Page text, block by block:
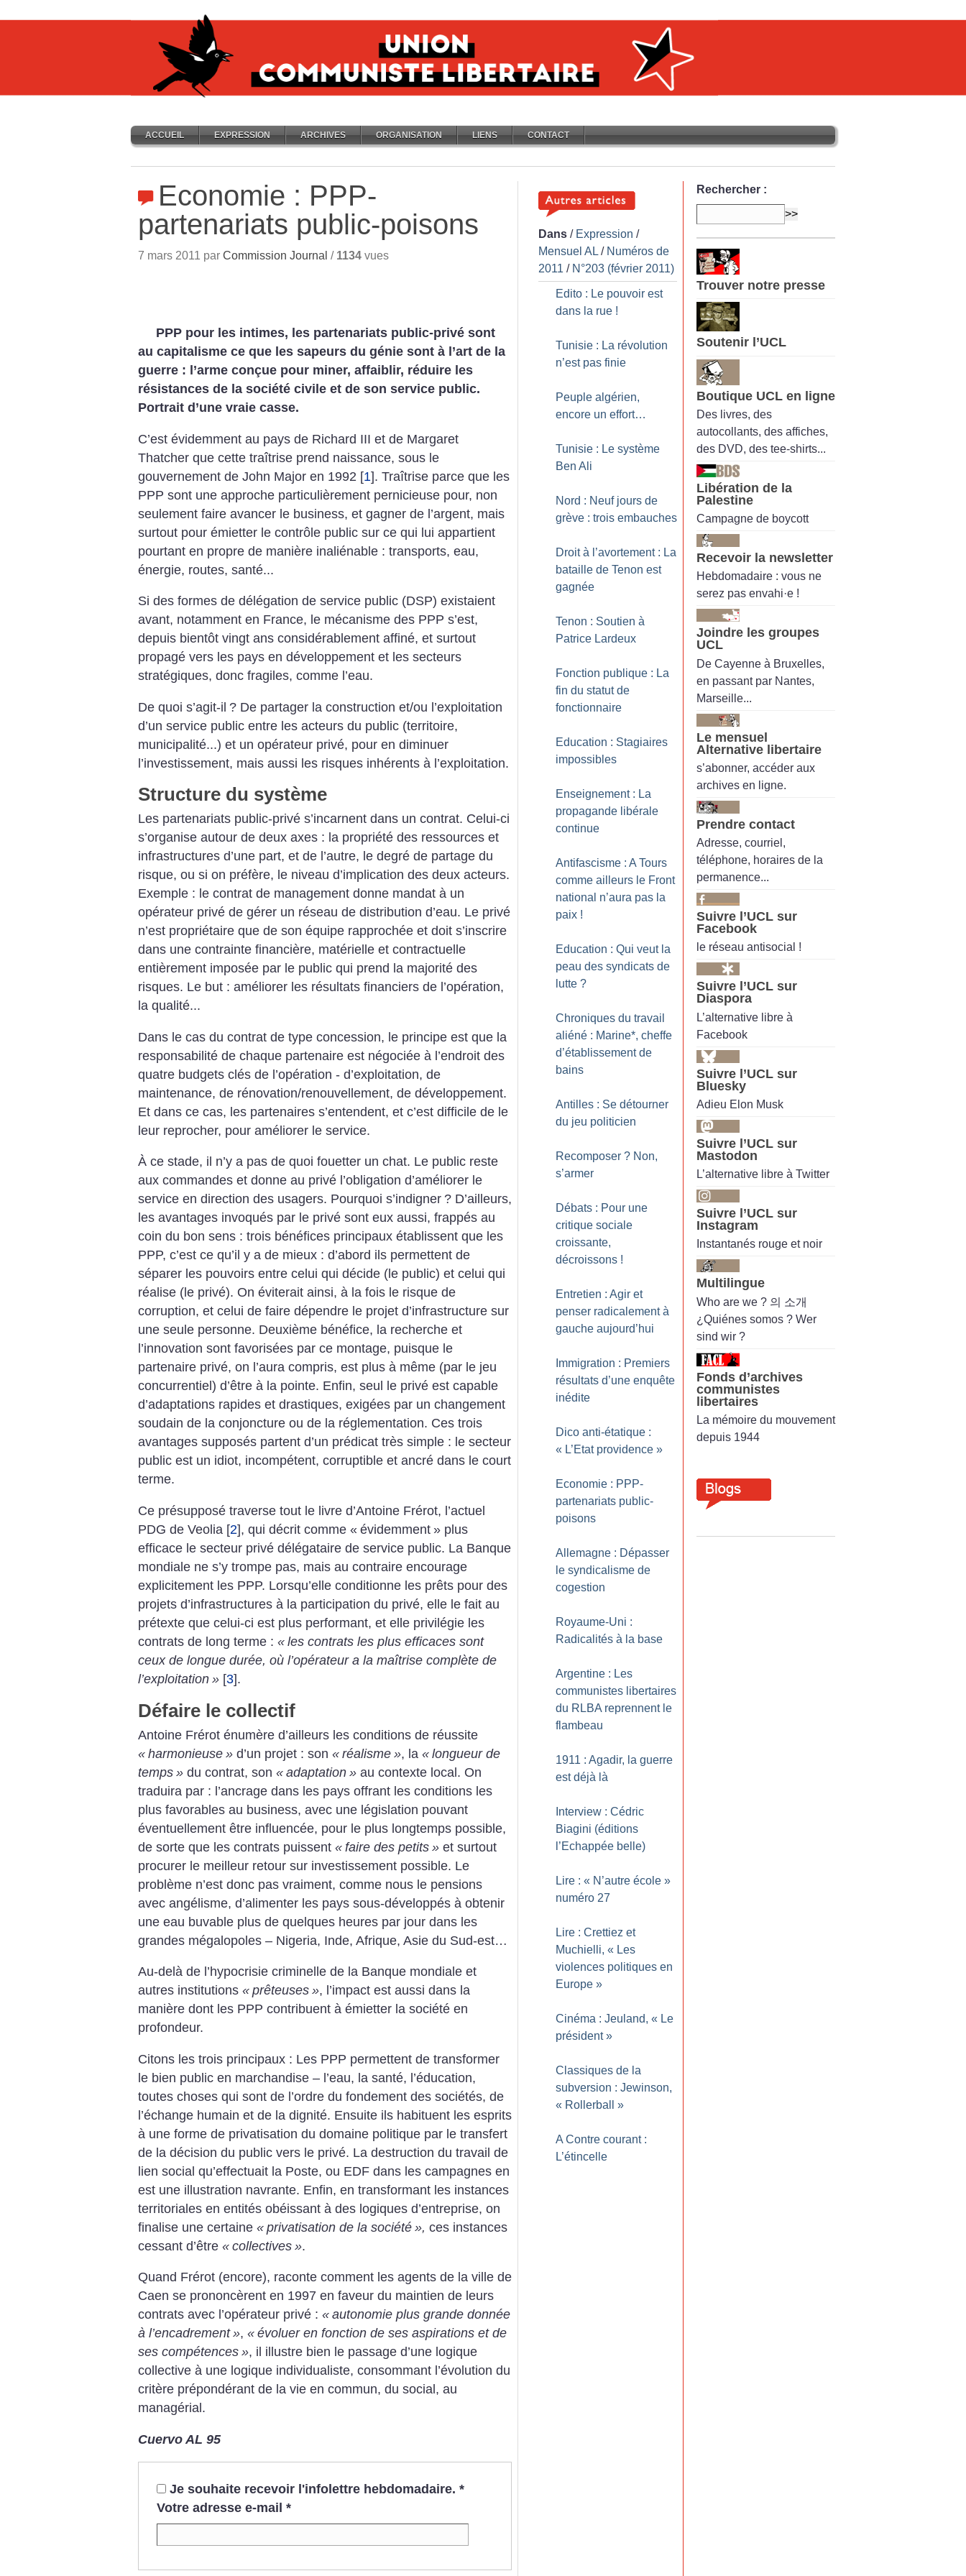
ACCUEIL EXPRESSION ARCHIVES ORGANISATION LIENS CONTACT
Economie : PPP-
partenariats public-poisons
7 mars 2011 par Commission Journal / 1134 vues
PPP pour les intimes, les partenariats public-privé sont
au capitalisme ce que les sapeurs du génie sont à l’art de la
guerre : l’arme conçue pour miner, affaiblir, réduire les
résistances de la société civile et de son service public.
Portrait d’une vraie casse.
C’est évidemment au pays de Richard III et de Margaret
Thatcher que cette traîtrise prend naissance, sous le
gouvernement de John Major en 1992 [1]. Traîtrise parce que les
PPP sont une approche particulièrement pernicieuse pour, non
seulement faire avancer le business, et gagner de l’argent, mais
surtout pour émietter le contrôle public sur ce qui lui appartient
pourtant en propre de manière inaliénable : transports, eau,
énergie, routes, santé...
Si des formes de délégation de service public (DSP) existaient
avant, notamment en France, le mécanisme des PPP s’est,
depuis bientôt vingt ans considérablement affiné, et surtout
propagé vers les pays en développement et les secteurs
stratégiques, donc fragiles, comme l’eau.
De quoi s’agit-il ? De partager la construction et/ou l’exploitation
d’un service public entre les acteurs du public (territoire,
municipalité...) et un opérateur privé, pour en diminuer
l’investissement, mais aussi les risques inhérents à l’exploitation.
Structure du système
Les partenariats public-privé s’incarnent dans un contrat. Celui-ci
s’organise autour de deux axes : la propriété des ressources et
infrastructures d’une part, et de l’autre, le degré de partage du
risque, ou si on préfère, le niveau d’implication des deux acteurs.
Exemple : le contrat de management donne mandat à un
opérateur privé de gérer un réseau de distribution d’eau. Le privé
n’est propriétaire que de son équipe rapprochée et doit s’inscrire
dans une contrainte financière, matérielle et contractuelle
entièrement imposée par le public qui prend la majorité des
risques. Le but : améliorer les résultats financiers de l’opération,
la qualité...
Dans le cas du contrat de type concession, le principe est que la
responsabilité de chaque partenaire est négociée à l’endroit des
quatre budgets clés de l’opération - d’exploitation, de
maintenance, de rénovation/renouvellement, de développement.
Et dans ce cas, les partenaires s’entendent, et c’est difficile de le
leur reprocher, pour améliorer le service.
À ce stade, il n’y a pas de quoi fouetter un chat. Le public reste
aux commandes et donne au privé l’obligation d’améliorer le
service en direction des usagers. Pourquoi s’indigner ? D’ailleurs,
les avantages invoqués par le privé sont eux aussi, frappés au
coin du bon sens : trois bénéfices principaux établissent que les
PPP, c’est ce qu’il y a de mieux : d’abord ils permettent de
séparer les pouvoirs entre celui qui décide (le public) et celui qui
réalise (le privé). On éviterait ainsi, à la fois le risque de
corruption, et celui de faire dépendre le projet d’infrastructure sur
une seule personne. Deuxième bénéfice, la recherche et
l’innovation sont favorisées par ce montage, puisque le
partenaire privé, on l’aura compris, est plus à même (par le jeu
concurrentiel) d’être à la pointe. Enfin, seul le privé est capable
d’adaptations rapides et drastiques, exigées par un changement
soudain de la conjoncture ou de la réglementation. Ces trois
avantages supposés partent d’un prédicat très simple : le secteur
public est un idiot, incompétent, corruptible et ancré dans le court
terme.
Ce présupposé traverse tout le livre d’Antoine Frérot, l’actuel
PDG de Veolia [2], qui décrit comme « évidemment » plus
efficace le secteur privé délégataire de service public. La Banque
mondiale ne s’y trompe pas, mais au contraire encourage
explicitement les PPP. Lorsqu’elle conditionne les prêts pour des
projets d’infrastructures à la participation du privé, elle le fait au
prétexte que celui-ci est plus performant, et elle privilégie les
contrats de long terme : « les contrats les plus efficaces sont
ceux de longue durée, où l’opérateur a la maîtrise complète de
l’exploitation » [3].
Défaire le collectif
Antoine Frérot énumère d’ailleurs les conditions de réussite
« harmonieuse » d’un projet : son « réalisme », la « longueur de
temps » du contrat, son « adaptation » au contexte local. On
traduira par : l’ancrage dans les pays offrant les conditions les
plus favorables au business, avec une législation pouvant
éventuellement être influencée, pour le plus longtemps possible,
de sorte que les contrats puissent « faire des petits » et surtout
procurer le meilleur retour sur investissement possible. Le
problème n’est donc pas vraiment, comme nous le pensions
avec angélisme, d’alimenter les pays sous-développés à obtenir
une eau buvable plus de quelques heures par jour dans les
grandes mégalopoles – Nigeria, Inde, Afrique, Asie du Sud-est…
Au-delà de l’hypocrisie criminelle de la Banque mondiale et
autres institutions « prêteuses », l’impact est aussi dans la
manière dont les PPP contribuent à émietter la société en
profondeur.
Citons les trois principaux : Les PPP permettent de transformer
le bien public en marchandise – l’eau, la santé, l’éducation,
toutes choses qui sont de l’ordre du fondement des sociétés, de
l’échange humain et de la dignité. Ensuite ils habituent les esprits
à une forme de privatisation du domaine politique par le transfert
de la décision du public vers le privé. La destruction du travail de
lien social qu’effectuait la Poste, ou EDF dans les campagnes en
est une illustration navrante. Enfin, en transformant les instances
territoriales en entités obéissant à des logiques d’entreprise, on
finalise une certaine « privatisation de la société », ces instances
cessant d’être « collectives ».
Quand Frérot (encore), raconte comment les agents de la ville de
Caen se prononcèrent en 1997 en faveur du maintien de leurs
contrats avec l’opérateur privé : « autonomie plus grande donnée
à l’encadrement », « évoluer en fonction de ses aspirations et de
ses compétences », il illustre bien le passage d’une logique
collective à une logique individualiste, consommant l’évolution du
critère prépondérant de la vie en commun, du social, au
managérial.
Cuervo AL 95
Je souhaite recevoir l'infolettre hebdomadaire. *
Votre adresse e-mail *
Dans / Expression /
Mensuel AL / Numéros de
2011 / N°203 (février 2011)
Edito : Le pouvoir est
dans la rue !
Tunisie : La révolution
n’est pas finie
Peuple algérien,
encore un effort…
Tunisie : Le système
Ben Ali
Nord : Neuf jours de
grève : trois embauches
Droit à l’avortement : La
bataille de Tenon est
gagnée
Tenon : Soutien à
Patrice Lardeux
Fonction publique : La
fin du statut de
fonctionnaire
Education : Stagiaires
impossibles
Enseignement : La
propagande libérale
continue
Antifascisme : A Tours
comme ailleurs le Front
national n’aura pas la
paix !
Education : Qui veut la
peau des syndicats de
lutte ?
Chroniques du travail
aliéné : Marine*, cheffe
d’établissement de
bains
Antilles : Se détourner
du jeu politicien
Recomposer ? Non,
s’armer
Débats : Pour une
critique sociale
croissante,
décroissons !
Entretien : Agir et
penser radicalement à
gauche aujourd’hui
Immigration : Premiers
résultats d’une enquête
inédite
Dico anti-étatique :
« L’Etat providence »
Economie : PPP-
partenariats public-
poisons
Allemagne : Dépasser
le syndicalisme de
cogestion
Royaume-Uni :
Radicalités à la base
Argentine : Les
communistes libertaires
du RLBA reprennent le
flambeau
1911 : Agadir, la guerre
est déjà là
Interview : Cédric
Biagini (éditions
l’Echappée belle)
Lire : « N’autre école »
numéro 27
Lire : Crettiez et
Muchielli, « Les
violences politiques en
Europe »
Cinéma : Jeuland, « Le
président »
Classiques de la
subversion : Jewinson,
« Rollerball »
A Contre courant :
L’étincelle
Rechercher :
Trouver notre presse
Soutenir l’UCL
Boutique UCL en ligne
Des livres, des
autocollants, des affiches,
des DVD, des tee-shirts...
Libération de la
Palestine
Campagne de boycott
Recevoir la newsletter
Hebdomadaire : vous ne
serez pas envahi·e !
Joindre les groupes
UCL
De Cayenne à Bruxelles,
en passant par Nantes,
Marseille...
Le mensuel
Alternative libertaire
s’abonner, accéder aux
archives en ligne.
Prendre contact
Adresse, courriel,
téléphone, horaires de la
permanence...
Suivre l’UCL sur
Facebook
le réseau antisocial !
Suivre l’UCL sur
Diaspora
L’alternative libre à
Facebook
Suivre l’UCL sur
Bluesky
Adieu Elon Musk
Suivre l’UCL sur
Mastodon
L’alternative libre à Twitter
Suivre l’UCL sur
Instagram
Instantanés rouge et noir
Multilingue
Who are we ? 의 소개
¿Quiénes somos ? Wer
sind wir ?
Fonds d’archives
communistes
libertaires
La mémoire du mouvement
depuis 1944